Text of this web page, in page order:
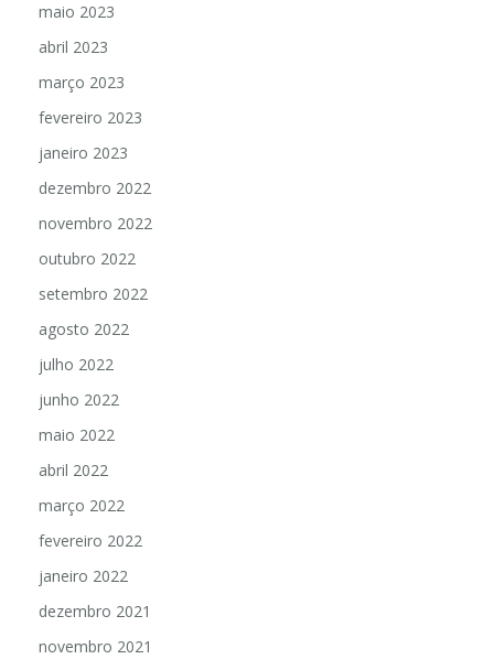
maio 2023
abril 2023
março 2023
fevereiro 2023
janeiro 2023
dezembro 2022
novembro 2022
outubro 2022
setembro 2022
agosto 2022
julho 2022
junho 2022
maio 2022
abril 2022
março 2022
fevereiro 2022
janeiro 2022
dezembro 2021
novembro 2021